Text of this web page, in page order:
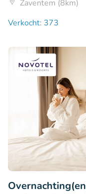
Zaventem (8km)
Verkocht: 373